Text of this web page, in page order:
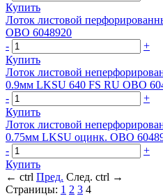
Купить
Лоток листовой
OBO 6048920
-
+
Купить
Лоток листовой
0.9мм LKSU 640 FS RU OBO
-
+
Купить
Лоток листовой
0.75мм LKSU оцинк. OBO
-
+
Купить
← ctrl Пред. След. ctrl →
Страницы: 1 2 3 4